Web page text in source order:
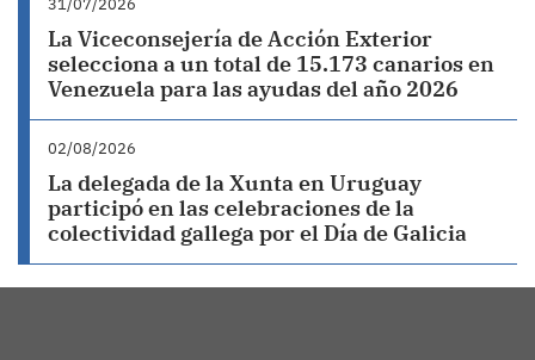
31/07/2026
La Viceconsejería de Acción Exterior
selecciona a un total de 15.173 canarios en
Venezuela para las ayudas del año 2026
02/08/2026
La delegada de la Xunta en Uruguay
participó en las celebraciones de la
colectividad gallega por el Día de Galicia